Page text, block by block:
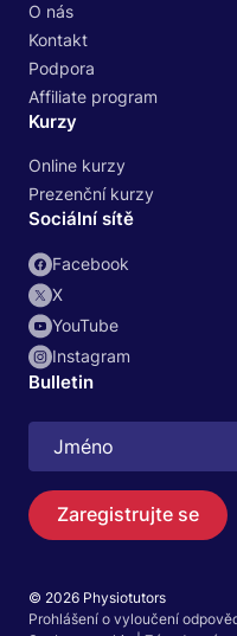
O nás
Kontakt
Podpora
Affiliate program
Kurzy
Online kurzy
Prezenční kurzy
Sociální sítě
Facebook
X
YouTube
Instagram
Bulletin
Zaregistrujte se
© 2026 Physiotutors
Prohlášení o vyloučení